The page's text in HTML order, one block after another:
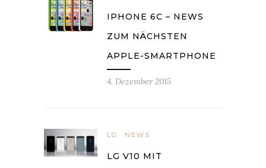
IPHONE 6C – NEWS
ZUM NÄCHSTEN
APPLE-SMARTPHONE
4. Dezember 2015
LG NEWS
LG V10 MIT